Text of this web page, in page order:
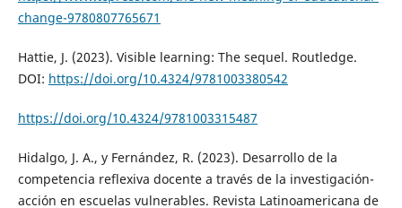
change-9780807765671
Hattie, J. (2023). Visible learning: The sequel. Routledge.
DOI: https://doi.org/10.4324/9781003380542
https://doi.org/10.4324/9781003315487
Hidalgo, J. A., y Fernández, R. (2023). Desarrollo de la
competencia reflexiva docente a través de la investigación-
acción en escuelas vulnerables. Revista Latinoamericana de